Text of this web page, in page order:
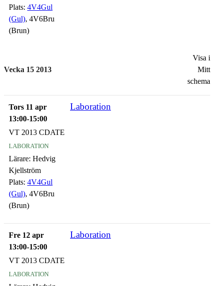
Plats: 4V4Gul
(Gul), 4V6Bru
(Brun)
Vecka 15 2013
Visa i
Mitt
schema
Tors 11 apr
13:00-15:00
Laboration
VT 2013 CDATE
laboration
Lärare: Hedvig
Kjellström
Plats: 4V4Gul
(Gul), 4V6Bru
(Brun)
Fre 12 apr
13:00-15:00
Laboration
VT 2013 CDATE
laboration